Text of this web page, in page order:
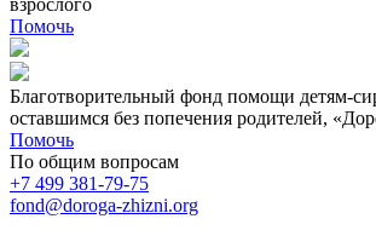
Помочь
Благотворительный фонд помощи детям-
оставшимся без попечения родителей,
Помочь
По общим вопросам
+7 499 381-79-75
fond@doroga-zhizni.org